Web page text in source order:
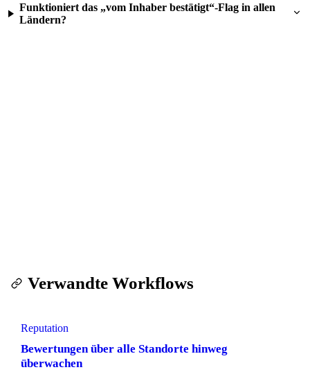
Funktioniert das „vom Inhaber bestätigt“-Flag in allen
Ländern?
Verwandte Workflows
Reputation
Bewertungen über alle Standorte hinweg
überwachen